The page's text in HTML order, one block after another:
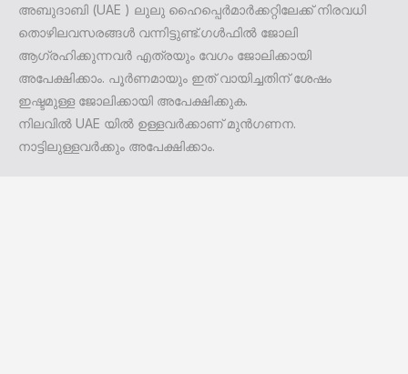
അബുദാബി (UAE ) ലുലു ഹൈപ്പെർമാർക്കറ്റിലേക്ക് നിരവധി
തൊഴിലവസരങ്ങൾ വന്നിട്ടുണ്ട്.ഗൾഫിൽ ജോലി
ആഗ്രഹിക്കുന്നവർ എത്രയും വേഗം ജോലിക്കായി
അപേക്ഷിക്കാം. പൂർണമായും ഇത് വായിച്ചതിന് ശേഷം
ഇഷ്ടമുള്ള ജോലിക്കായി അപേക്ഷിക്കുക.
നിലവിൽ UAE യിൽ ഉള്ളവർക്കാണ് മുൻഗണന.
നാട്ടിലുള്ളവർക്കും അപേക്ഷിക്കാം.